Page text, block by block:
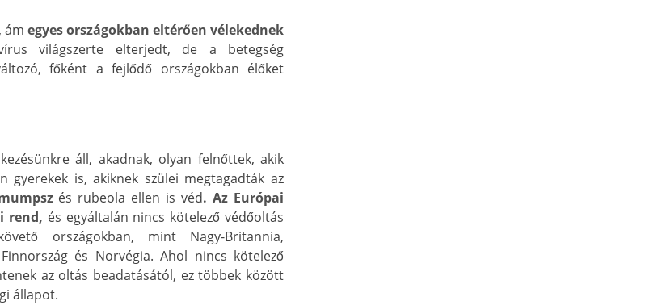
ám egyes országokban eltérően vélekednek
világszerte elterjedt, de a betegség
főként a fejlődő országokban élőket
áll, akadnak, olyan felnőttek, akik
gyerekek is, akiknek szülei megtagadták az
és rubeola ellen is véd. Az Európai
rend, és egyáltalán nincs kötelező védőoltás
országokban, mint Nagy-Britannia,
és Norvégia. Ahol nincs kötelező
az oltás beadatásától, ez többek között
állapot.